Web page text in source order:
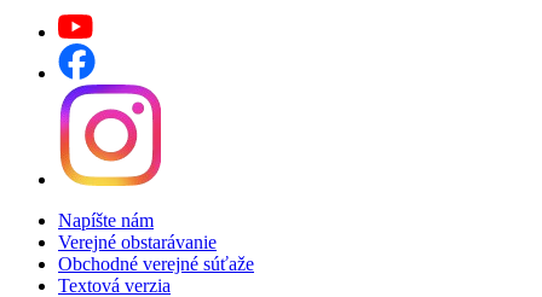
Napíšte nám
Verejné obstarávanie
Obchodné verejné súťaže
Textová verzia